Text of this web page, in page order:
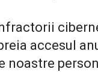
accesul
noastre